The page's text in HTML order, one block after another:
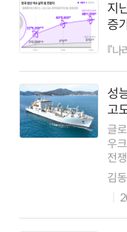
지
증
『나
성
고
글
우
전
맞
세
김